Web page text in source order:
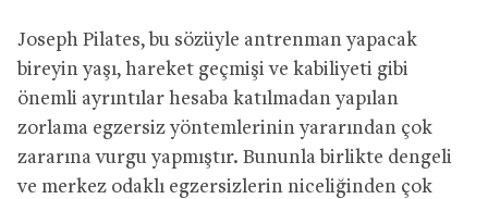
Joseph Pilates, bu sözüyle antrenman yapacak
bireyin yaşı, hareket geçmişi ve kabiliyeti gibi
önemli ayrıntılar hesaba katılmadan yapılan
zorlama egzersiz yöntemlerinin yararından çok
zararına vurgu yapmıştır. Bununla birlikte dengeli
ve merkez odaklı egzersizlerin niceliğinden çok